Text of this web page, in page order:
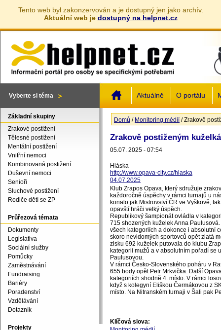
Tento web byl zakonzervován a je dostupný jen jako archív.
Aktuální web je dostupný na helpnet.cz
Vyberte si téma Aktuálně O portálu
Jste zde
Domů / Monitoring médií /Zrakově
Zrakově postiženým
05.07. 2025 - 07:54
Hláska
http://www.opava-city.cz/hlaska
04.07.2025
Klub Zrapos Opava, který sdružuje
každoročně úspěchy v rámci turnajů u
konalo jak Mistrovství ČR ve Vyškově,
opavští hráči velký úspěch.
Republikový šampionát ovládla v
715 shozených kuželek Anna
všech kategoriích a dokonce i absolutní
skoro nevidomých sportovců opět zlatá
zisku 692 kuželek putovala do klubu
kategorii mužů a v absolutním pořadí se
Paulusovou.
V rámci Česko-Slovenského poháru v
655 body opět Petr Mrkvička. Další
kategoriích shodně 4. místo. V rámci
když s kolegyní Eliškou Čermákovou z
místo. Na Nitranském turnaji v Šali pak
Klíčová slova:
Základní skupiny
Zrakové postižení
Tělesné postižení
Mentální postižení
Vnitřní nemoci
Kombinovaná postižení
Duševní nemoci
Senioři
Sluchové postižení
Rodiče dětí se ZP
Průřezová témata
Dokumenty
Legislativa
Sociální služby
Pomůcky
Zaměstnávání
Fundraising
Bariéry
Poradenství
Vzdělávání
Dotazník
Projekty